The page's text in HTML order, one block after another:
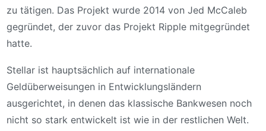
zu tätigen. Das Projekt wurde 2014 von Jed McCaleb
gegründet, der zuvor das Projekt Ripple mitgegründet
hatte.
Stellar ist hauptsächlich auf internationale
Geldüberweisungen in Entwicklungsländern
ausgerichtet, in denen das klassische Bankwesen noch
nicht so stark entwickelt ist wie in der restlichen Welt.